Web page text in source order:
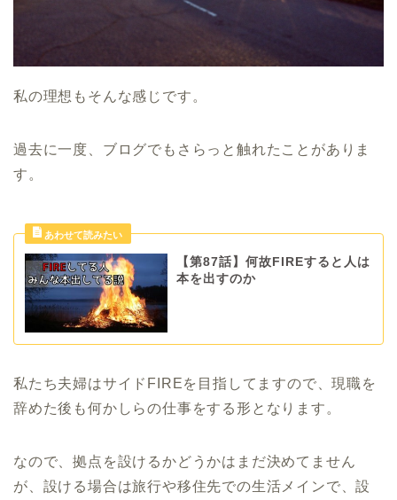
私の理想もそんな感じです。
過去に一度、ブログでもさらっと触れたことがありま
す。
【第87話】何故FIREすると人は
本を出すのか
私たち夫婦はサイドFIREを目指してますので、現職を
辞めた後も何かしらの仕事をする形となります。
なので、拠点を設けるかどうかはまだ決めてません
が、設ける場合は旅行や移住先での生活メインで、設